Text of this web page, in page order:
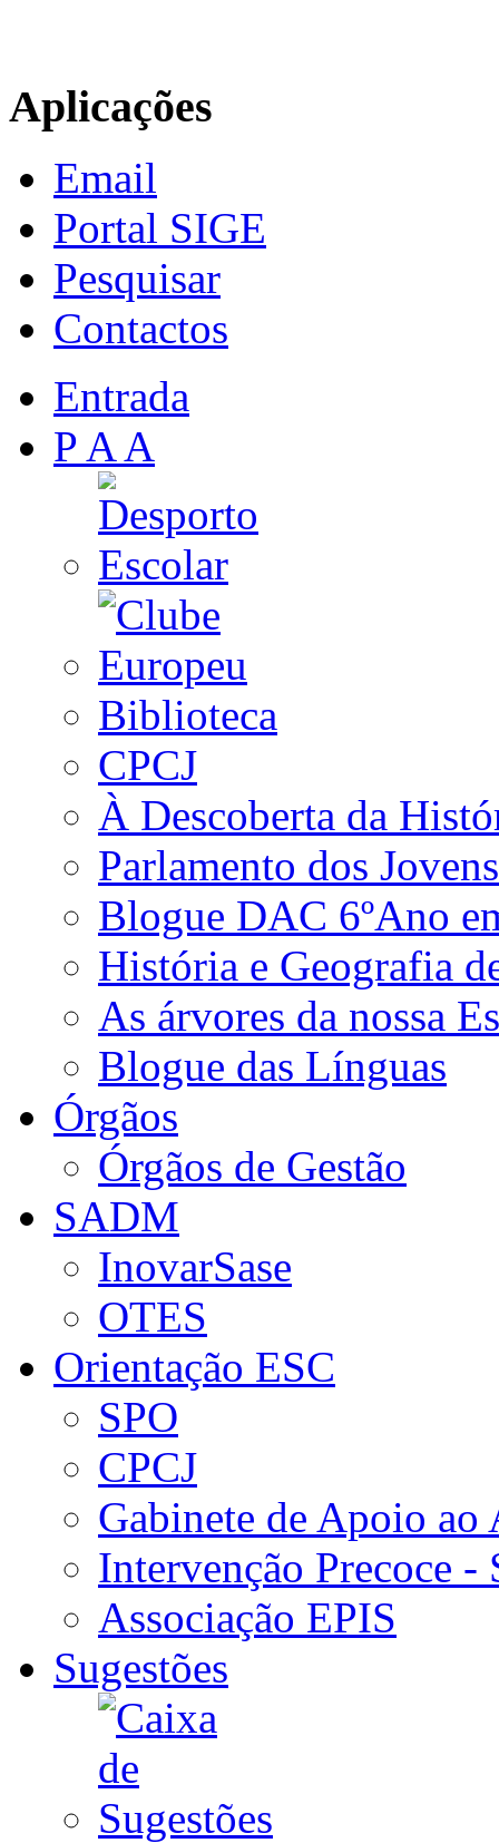
Aplicações
Email
Portal SIGE
Pesquisar
Contactos
Entrada
P A A
Biblioteca
CPCJ
À Descoberta da
Parlamento dos Jovens
Blogue DAC 6ºAno
História e Geografia
As árvores da nossa
Blogue das Línguas
Órgãos
Órgãos de Gestão
SADM
InovarSase
OTES
Orientação ESC
SPO
CPCJ
Gabinete de Apoio ao
Intervenção Precoce -
Associação EPIS
Sugestões